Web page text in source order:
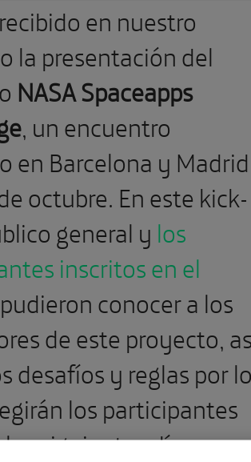
en nuestro
la presentación del
NASA Spaceapps
, un encuentro
en Barcelona y Madrid
octubre. En este kick-
general y los
inscritos en el
pudieron conocer a los
de este proyecto,
desafíos y reglas por
los participantes
siguientes días.